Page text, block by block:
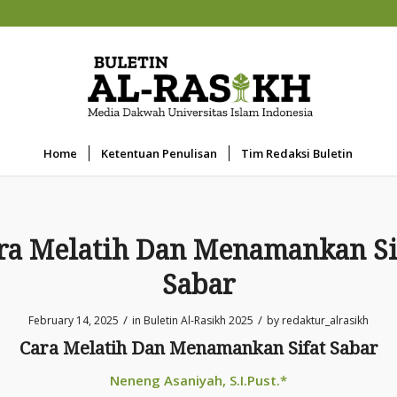
Home Ketentuan Penulisan Tim Redaksi Buletin
Melatih Dan Menamankan
Sabar
February 14, 2025 / in Buletin Al-Rasikh 2025 / by redaktur_alrasikh
Cara Melatih Dan Menamankan Sifat Sabar
Neneng Asaniyah, S.I.Pust.*